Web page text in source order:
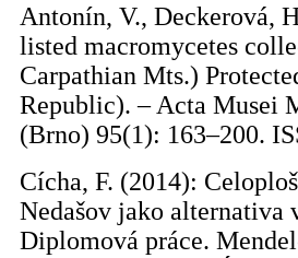
Antonín, V., Deckerová,
listed macromycetes
Carpathian Mts.)
Republic). – Acta Musei
(Brno) 95(1): 163–200.
Cícha, F. (2014):
Nedašov jako alternativa
Diplomová práce.